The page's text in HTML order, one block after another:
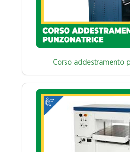
Corso addestramento